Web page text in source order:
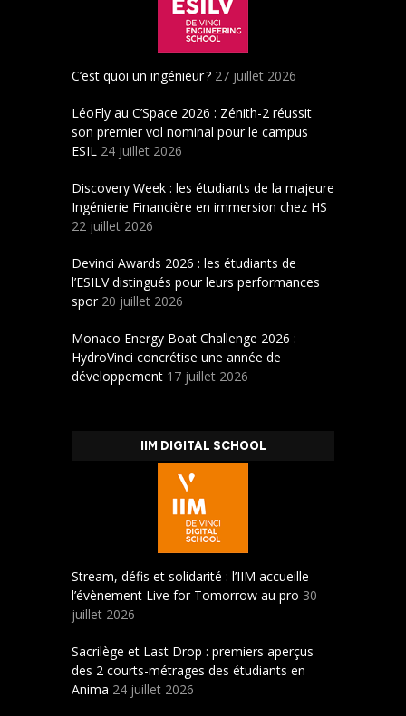
C’est quoi un ingénieur ? 27 juillet 2026
LéoFly au C’Space 2026 : Zénith-2 réussit
son premier vol nominal pour le campus
ESIL 24 juillet 2026
Discovery Week : les étudiants de la majeure
Ingénierie Financière en immersion chez HS
22 juillet 2026
Devinci Awards 2026 : les étudiants de
l’ESILV distingués pour leurs performances
spor 20 juillet 2026
Monaco Energy Boat Challenge 2026 :
HydroVinci concrétise une année de
développement 17 juillet 2026
IIM DIGITAL SCHOOL
Stream, défis et solidarité : l’IIM accueille
l’évènement Live for Tomorrow au pro 30
juillet 2026
Sacrilège et Last Drop : premiers aperçus
des 2 courts-métrages des étudiants en
Anima 24 juillet 2026